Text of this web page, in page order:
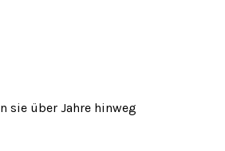
sie über Jahre hinweg